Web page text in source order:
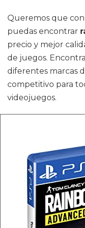
Queremos que
puedas encontrar
precio y mejor
de juegos.
diferentes marcas
competitivo para
videojuegos.